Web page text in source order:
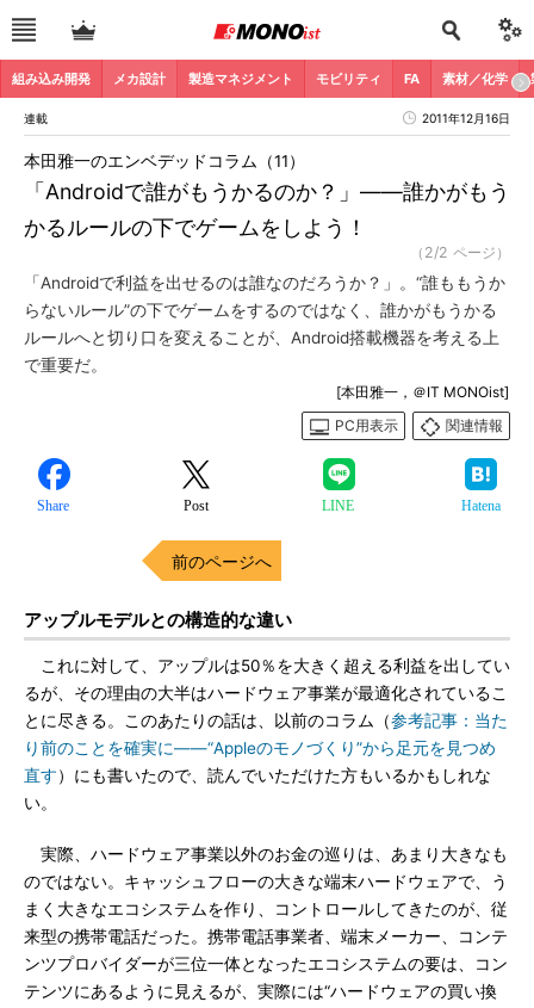
組み込み開発 メカ設計 製造マネジメント モビリティ FA 素材／化学
連載 2011年12月16日
「Androidで誰がもうかるのか？」――誰かがもう
かるルールの下でゲームをしよう！
本田雅一のエンベデッドコラム（11）
（2/2 ページ）
「Androidで利益を出せるのは誰なのだろうか？」。“誰ももうか
らないルール”の下でゲームをするのではなく、誰かがもうかる
ルールへと切り口を変えることが、Android搭載機器を考える上
で重要だ。
[本田雅一，＠IT MONOist]
PC用表示
関連情報
Share Post LINE Hatena
前のページへ
アップルモデルとの構造的な違い
これに対して、アップルは50％を大きく超える利益を出してい
るが、その理由の大半はハードウェア事業が最適化されているこ
とに尽きる。このあたりの話は、以前のコラム（参考記事：当た
り前のことを確実に――“Appleのモノづくり”から足元を見つめ
直す）にも書いたので、読んでいただけた方もいるかもしれな
い。
実際、ハードウェア事業以外のお金の巡りは、あまり大きなも
のではない。キャッシュフローの大きな端末ハードウェアで、う
まく大きなエコシステムを作り、コントロールしてきたのが、従
来型の携帯電話だった。携帯電話事業者、端末メーカー、コンテ
ンツプロバイダーが三位一体となったエコシステムの要は、コン
テンツにあるように見えるが、実際には“ハードウェアの買い換